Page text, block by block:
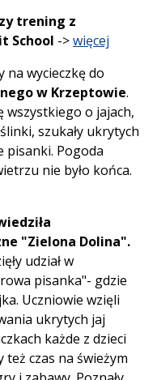
trening z
School ->więcej
na wycieczkę do
w Krzeptowie.
wszystkiego o jajach,
szukały ukrytych
pisanki. Pogoda
nie było końca.
"Zielona Dolina".
udział w
pisanka"- gdzie
Uczniowie wzięli
ukrytych jaj
każde z dzieci
też czas na świeżym